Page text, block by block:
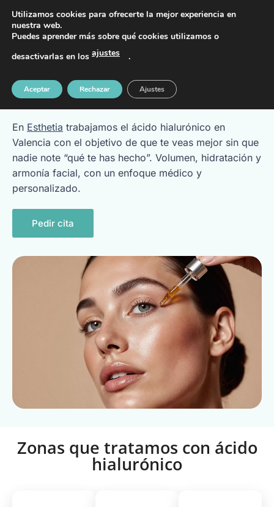
PIDE TU CITA AL TELÉFONO 637 42 97 25
Ácido hialurónico en Valencia:
resultados naturales
En Esthetia trabajamos el ácido hialurónico en
Valencia con el objetivo de que te veas mejor sin que
nadie note “qué te has hecho”. Volumen, hidratación y
armonía facial, con un enfoque médico y
personalizado.
Pedir cita
Zonas que tratamos con ácido
hialurónico
Utilizamos cookies para ofrecerte la mejor experiencia en
nuestra web.
Puedes aprender más sobre qué cookies utilizamos o
desactivarlas en los ajustes .
Aceptar Rechazar Ajustes